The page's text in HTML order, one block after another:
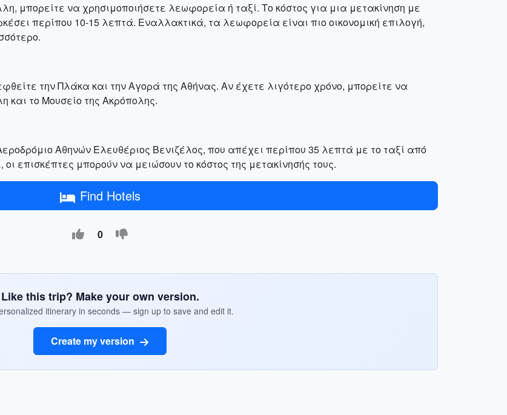
μπορείτε να χρησιμοποιήσετε λεωφορεία ή ταξί. Το κόστος για μια μετακίνηση με
περίπου 10-15 λεπτά. Εναλλακτικά, τα λεωφορεία είναι πιο οικονομική επιλογή,
την Πλάκα και την Αγορά της Αθήνας. Αν έχετε λιγότερο χρόνο, μπορείτε να
και το Μουσείο της Ακρόπολης.
Αθηνών Ελευθέριος Βενιζέλος, που απέχει περίπου 35 λεπτά με το ταξί από
επισκέπτες μπορούν να μειώσουν το κόστος της μετακίνησής τους.
Find Hotels
0
Like this trip? Make your own version.
itinerary in seconds — sign up to save and edit it.
Create my version